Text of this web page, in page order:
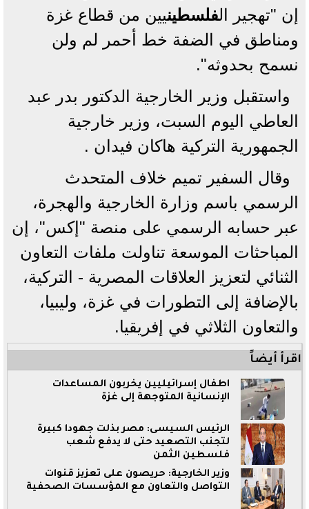
إن "تهجير الفلسطينيين من قطاع غزة
ومناطق في الضفة خط أحمر لم ولن
نسمح بحدوثه".
واستقبل وزير الخارجية الدكتور بدر عبد
العاطي اليوم السبت، وزير خارجية
الجمهورية التركية هاكان فيدان .
وقال السفير تميم خلاف المتحدث
الرسمي باسم وزارة الخارجية والهجرة،
عبر حسابه الرسمي على منصة "إكس"، إن
المباحثات الموسعة تناولت ملفات التعاون
الثنائي لتعزيز العلاقات المصرية - التركية،
بالإضافة إلى التطورات في غزة، وليبيا،
والتعاون الثلاثي في إفريقيا.
اقرأ أيضاً
اطفال إسرائيليين يخربون المساعدات
الإنسانية المتوجهة إلى غزة
الرئيس السيسى: مصر بذلت جهودا كبيرة
لتجنب التصعيد حتى لا يدفع شعب
فلسطين الثمن
وزير الخارجية: حريصون على تعزيز قنوات
التواصل والتعاون مع المؤسسات الصحفية